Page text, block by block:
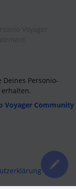
Personio-
Voyager Community